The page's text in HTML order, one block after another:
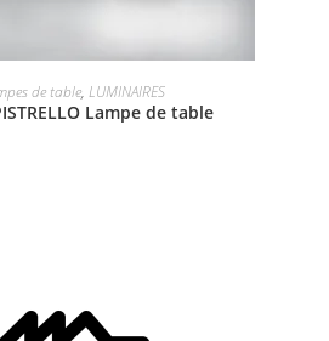
de table, LUMINAIRES
Lampe de table